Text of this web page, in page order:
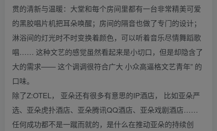
贯的清新与温暖：大堂和每个房间里都有一台非常精美可爱
的黑胶唱片机把耳朵唤醒；房间的隔音也做了专门的设计；
淋浴间的灯光时不时变换着颜色，可以听着音乐尽情舞蹈歌
唱…… 这种文艺的感觉虽然看起来是小切口，但是却隐含了
大的需求—— 这个调调很符合广大 小众高逼格文艺青年” 的
口味。
除了Z:OTEL， 亚朵还有很多有意思的IP酒店， 比如亚朵严
选、亚朵虎扑酒店、亚朵腾讯QQ酒店、亚朵戏剧酒店……
任何成功都不是一蹴而就的，是什么在推动亚朵的持续创